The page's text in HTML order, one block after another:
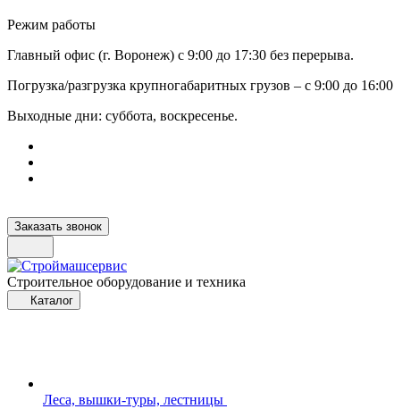
Режим работы
Главный офис (г. Воронеж) с 9:00 до 17:30 без перерыва.
Погрузка/разгрузка крупногабаритных грузов – с 9:00 до 16:00
Выходные дни: суббота, воскресенье.
Заказать звонок
Строительное оборудование и техника
Каталог
Леса, вышки-туры, лестницы